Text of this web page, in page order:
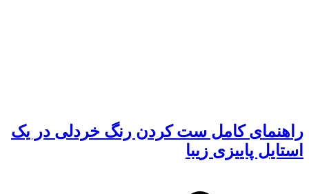
راهنمای کامل ست کردن رنگ خردلی در یک
استایل پاییزی زیبا